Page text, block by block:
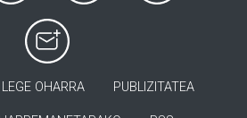
LEGE OHARRA PUBLIZITATEA